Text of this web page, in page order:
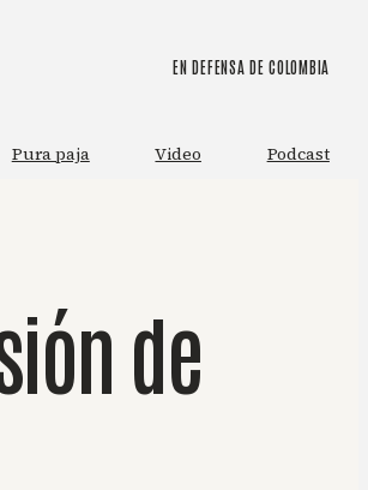
EN DEFENSA DE COLOMBIA
Pura paja Video Podcast
de